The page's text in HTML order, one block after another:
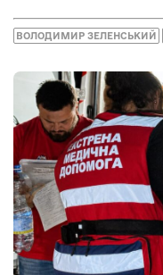
ВОЛОДИМИР ЗЕЛЕНСЬКИЙ